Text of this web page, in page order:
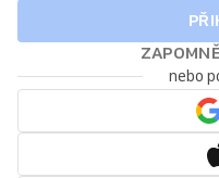
nebo